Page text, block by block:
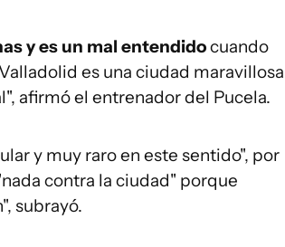
y es un mal entendidocuando
es una ciudad maravillosa
afirmó el entrenador del Pucela.
y muy raro en este sentido", por
contra la ciudad" porque
subrayó.